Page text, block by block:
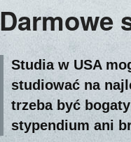
Darmowe
Studia w USA
studiować na
trzeba być
stypendium ani